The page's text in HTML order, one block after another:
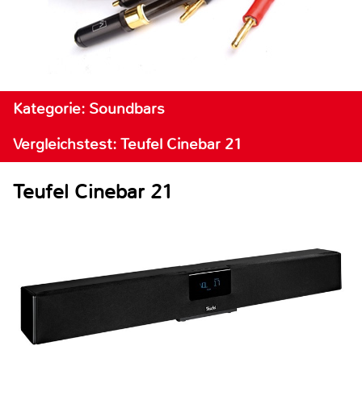
Kategorie: Soundbars
Vergleichstest: Teufel Cinebar 21
Teufel Cinebar 21